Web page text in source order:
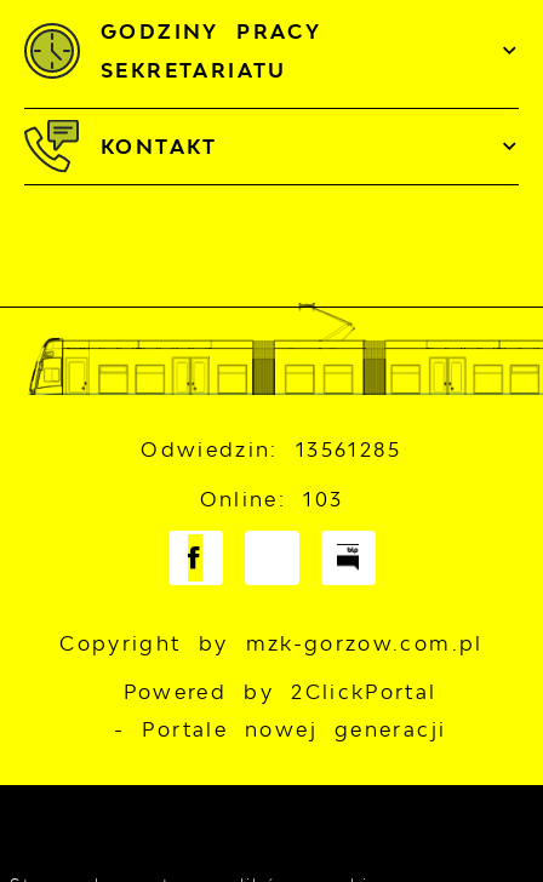
GODZINY PRACY
SEKRETARIATU
KONTAKT
Odwiedzin: 13561285
Online: 103
Copyright by mzk-gorzow.com.pl
Powered by2ClickPortal
- Portale nowej generacji